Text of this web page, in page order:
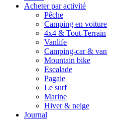
Acheter par activité
Pêche
Camping en voiture
4x4 & Tout-Terrain
Vanlife
Camping-car & van
Mountain bike
Escalade
Pagaie
Le surf
Marine
Hiver & neige
Journal